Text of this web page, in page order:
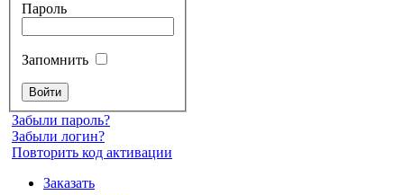
Пароль
Запомнить
Забыли пароль?
Забыли логин?
Повторить код активации
Заказать